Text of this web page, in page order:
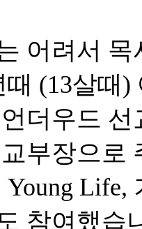
어려서
때 (13살때
더우드
부장으로
참여했습